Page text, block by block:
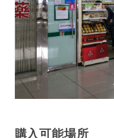
購入可能場所